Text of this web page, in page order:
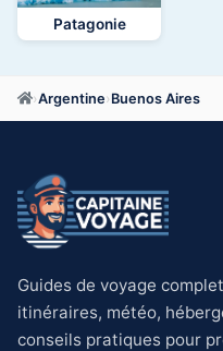
Patagonie
›Argentine› Buenos Aires
Guides de voyage
itinéraires, météo,
conseils pratiques pour